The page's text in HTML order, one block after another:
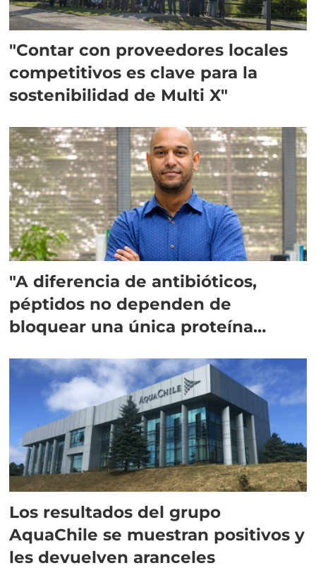
"Contar con proveedores locales
competitivos es clave para la
sostenibilidad de Multi X"
"A diferencia de antibióticos,
péptidos no dependen de
bloquear una única proteína
Los resultados del grupo
AquaChile se muestran positivos y
les devuelven aranceles